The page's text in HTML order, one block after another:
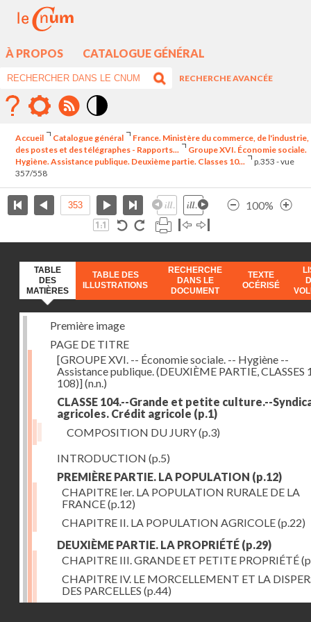
À PROPOS CATALOGUE GÉNÉRAL
RECHERCHE AVANCÉE
élévé
Accueil Catalogue général
France. Ministère du commerce, de l'industrie,
des postes et des télégraphes - Rapports...
Groupe XVI. Économie sociale.
Hygiène. Assistance publique. Deuxième partie. Classes 10...
p.353 - vue
357/558
100%
TABLE
DES
MATIÈRES
TABLE DES
ILLUSTRATIONS
RECHERCHE
DANS LE
DOCUMENT
TEXTE
OCÉRISÉ
Première image
PAGE DE TITRE
[GROUPE XVI. -- Économie sociale. -- Hygiène --
Assistance publique. (DEUXIÈME PARTIE, CLASSES
108)](n.n.)
CLASSE 104.--Grande et petite culture.--
agricoles. Crédit agricole (p.1)
COMPOSITION DU JURY(p.3)
INTRODUCTION (p.5)
PREMIÈRE PARTIE. LA POPULATION (p.12)
CHAPITRE Ier. LA POPULATION RURALE DE LA
FRANCE(p.12)
CHAPITRE II. LA POPULATION AGRICOLE(p.22)
DEUXIÈME PARTIE. LA PROPRIÉTÉ (p.29)
CHAPITRE III. GRANDE ET PETITE PROPRIÉTÉ
CHAPITRE IV. LE MORCELLEMENT ET LA
DES PARCELLES (p.44)